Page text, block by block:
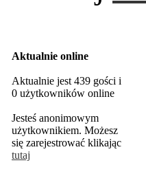
Aktualnie online
Aktualnie jest 439 gości i
0 użytkowników online
Jesteś anonimowym
użytkownikiem. Możesz
się zarejestrować klikając
tutaj